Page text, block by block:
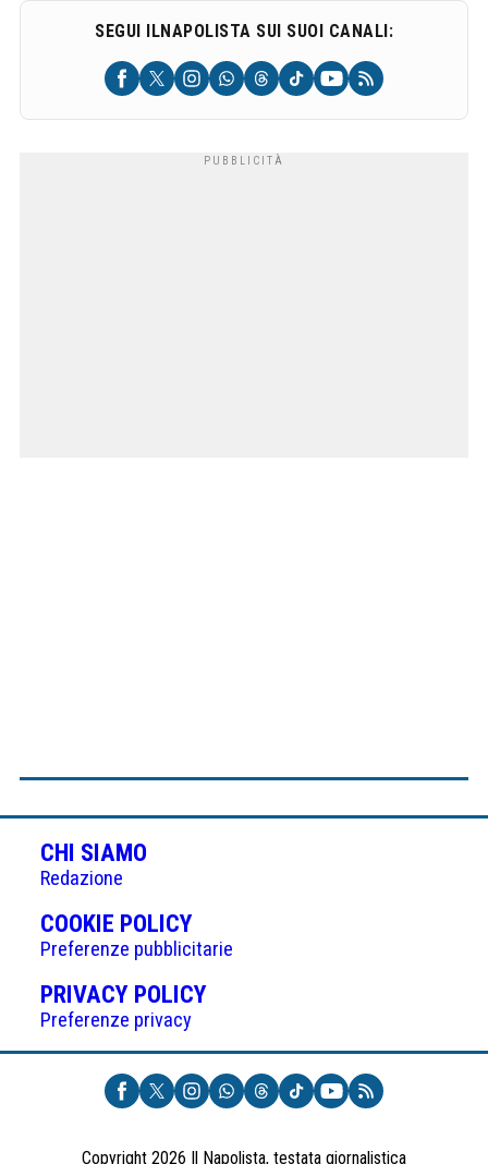
SEGUI ILNAPOLISTA SUI SUOI CANALI:
CHI SIAMO
Redazione
COOKIE POLICY(APRE
IN
UNA
NUOVA
Preferenze pubblicitarie
PRIVACY POLICY(APRE
UNA
NUOVA
SCHEDA)
Preferenze privacy
Copyright 2026 Il Napolista, testata giornalistica